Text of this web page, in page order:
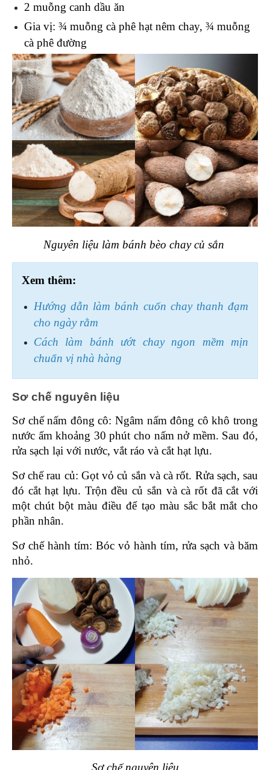
2 muỗng canh dầu ăn
Gia vị: ¾ muỗng cà phê hạt nêm chay, ¾ muỗng
cà phê đường
Nguyên liệu làm bánh bèo chay củ sắn
Xem thêm:
Hướng dẫn làm bánh cuốn chay thanh đạm
cho ngày rằm
Cách làm bánh ướt chay ngon mềm mịn
chuẩn vị nhà hàng
Sơ chế nguyên liệu
Sơ chế nấm đông cô: Ngâm nấm đông cô khô trong
nước ấm khoảng 30 phút cho nấm nở mềm. Sau đó,
rửa sạch lại với nước, vắt ráo và cắt hạt lựu.
Sơ chế rau củ: Gọt vỏ củ sắn và cà rốt. Rửa sạch, sau
đó cắt hạt lựu. Trộn đều củ sắn và cà rốt đã cắt với
một chút bột màu điều để tạo màu sắc bắt mắt cho
phần nhân.
Sơ chế hành tím: Bóc vỏ hành tím, rửa sạch và băm
nhỏ.